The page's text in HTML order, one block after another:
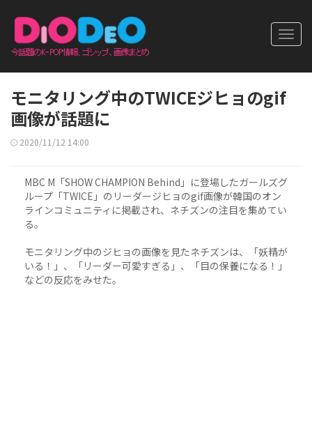
モニタリング中のTWICEジヒョのgif
画像が話題に
2020/11/12 14:00
MBC M「SHOW CHAMPION Behind」に登場したガールズグ
ループ「TWICE」のリーダージヒョのgif画像が韓国のオン
ラインコミュニティに掲載され、ネチズンの注目を集めてい
る。
モニタリング中のジヒョの画像を見たネチズンは、「妖精が
いる！」、「リーダー可愛すぎる」、「目の保養になる！」
などの反応をみせた。